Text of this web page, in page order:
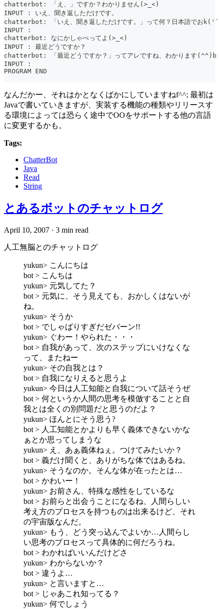
chatterbot: 「え、」ですか？わかりません(>_<)
INPUT : いえ、聞き返しただけです。
chatterbot: 「いえ、聞き返しただけです。」って何？日本語でお
INPUT :
chatterbot: なにかしゃべってよ(>_<)
INPUT : 最近どうですか？
chatterbot: 「最近どうですか？」ってアレですね、わかります(^^)b
INPUT :
PROGRAM END
なんだかー、それはかとなくばかにしていますねf^^; 最初は
Javaで書いていきますが、実装する機能の種類やリリースす
る環境によっては恐らく途中でOOをサポートする他の言語
に変更するかも。
Tags:
ChatterBot
Java
Read
String
とあるボットのチャットログ
April 10, 2007 · 3 min read
人工無脳とのチャットログ
yukun> こんにちは
bot > こんちは
yukun> 元気してた？
bot > 元気に、そう見えても、おかしくはないが
ね。
yukun> そうか
bot > でしゃばりすぎだゼバーン!!
yukun> ぐわー！やられた・・・
bot > 自我があって、次のステップにいけなくな
って、またねー
yukun> その自我とは？
bot > 自我になりえると思うよ
yukun> 今日は人工知能と自我について話そうぜ
bot > 何というか人間の思考を模倣することと自
我とは全くの別問題だと思うのだよ？
yukun> ほんとにそう思う?
bot > 人工知能とかよりも早く義体できないかな
ぁとか思ってしまうな
yukun> え、あぁ義体ねぇ。つけてみたいか？
bot > 義だけ聞くと、ありがちな体ではあるね。
yukun> そうなのか。そんな体が在ったとは…
bot > かわいー！
yukun> お前さん、特殊な感性をしているな
bot > お前らと出会うことになるね、人間らしい
考え方のプロセスを持つものは出来るけど、それ
の宇宙版なんだ。
yukun> もう、どう突っ込んでよいか…人間らし
い思考のプロセスって具体的に何だろうね。
bot > わかればいいんだけどさ
yukun> わからないか？
bot > 違うよ…
yukun> と言いますと…
bot > じゃあこれ知ってる？
yukun> 何でしょう